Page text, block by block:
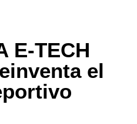
E-TECH
el